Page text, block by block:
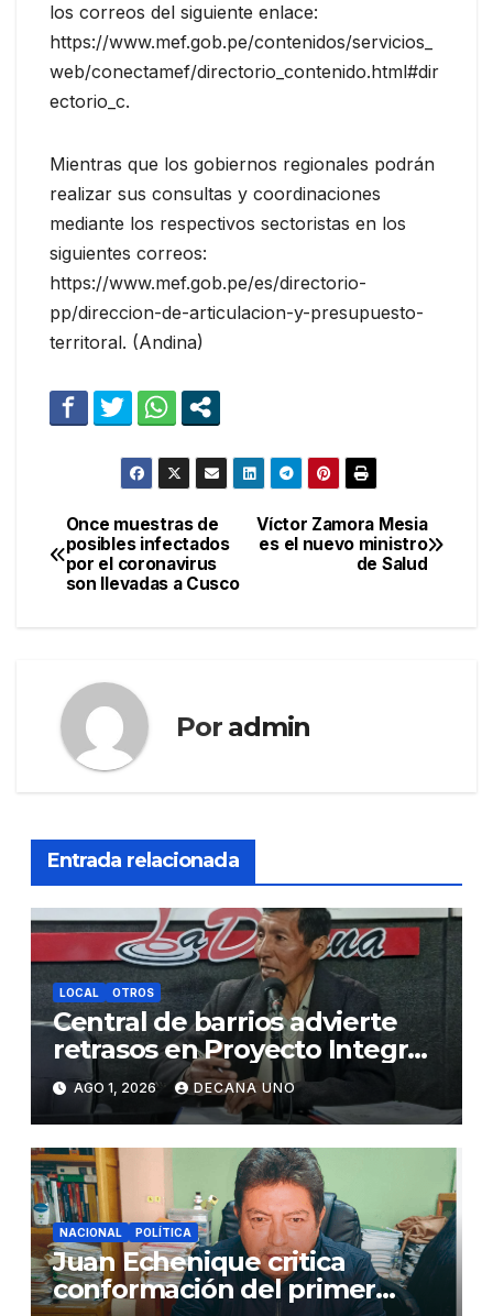
los correos del siguiente enlace:
https://www.mef.gob.pe/contenidos/servicios_
web/conectamef/directorio_contenido.html#dir
ectorio_c.
Mientras que los gobiernos regionales podrán
realizar sus consultas y coordinaciones
mediante los respectivos sectoristas en los
siguientes correos:
https://www.mef.gob.pe/es/directorio-
pp/direccion-de-articulacion-y-presupuesto-
territoral. (Andina)
Navegación
de
Víctor Zamora Mesia
es el nuevo ministro
de Salud
Once muestras de
posibles infectados
por el coronavirus
son llevadas a Cusco
Por admin
Entrada relacionada
LOCAL OTROS
Central de barrios advierte
retrasos en Proyecto Integral
de Agua y Alcantarillado para
Juliaca
AGO 1, 2026 DECANA UNO
NACIONAL POLÍTICA
Juan Echenique critica
conformación del primer